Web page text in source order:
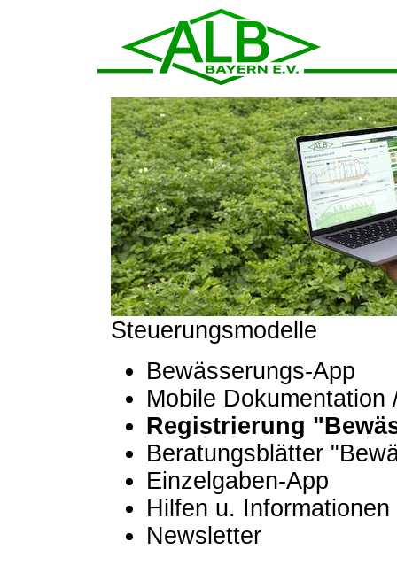
Steuerungsmodelle
Bewässerungs-App
Mobile
Registrierung
Beratungsblätter
Einzelgaben-App
Hilfen u. Informationen
Newsletter